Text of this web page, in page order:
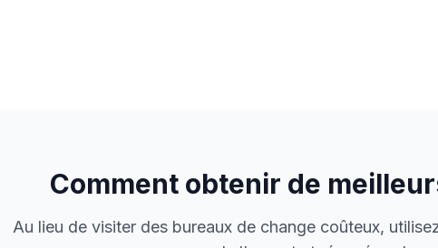
Comment obtenir de
Au lieu de visiter des bureaux de change coûteux,